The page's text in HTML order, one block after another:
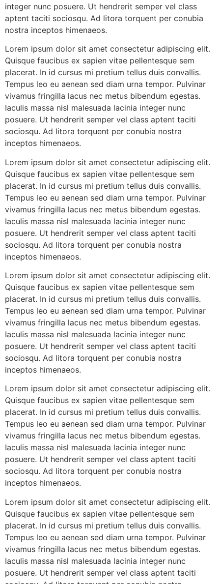
integer nunc posuere. Ut hendrerit semper vel class
aptent taciti sociosqu. Ad litora torquent per conubia
nostra inceptos himenaeos.
Lorem ipsum dolor sit amet consectetur adipiscing elit.
Quisque faucibus ex sapien vitae pellentesque sem
placerat. In id cursus mi pretium tellus duis convallis.
Tempus leo eu aenean sed diam urna tempor. Pulvinar
vivamus fringilla lacus nec metus bibendum egestas.
Iaculis massa nisl malesuada lacinia integer nunc
posuere. Ut hendrerit semper vel class aptent taciti
sociosqu. Ad litora torquent per conubia nostra
inceptos himenaeos.
Lorem ipsum dolor sit amet consectetur adipiscing elit.
Quisque faucibus ex sapien vitae pellentesque sem
placerat. In id cursus mi pretium tellus duis convallis.
Tempus leo eu aenean sed diam urna tempor. Pulvinar
vivamus fringilla lacus nec metus bibendum egestas.
Iaculis massa nisl malesuada lacinia integer nunc
posuere. Ut hendrerit semper vel class aptent taciti
sociosqu. Ad litora torquent per conubia nostra
inceptos himenaeos.
Lorem ipsum dolor sit amet consectetur adipiscing elit.
Quisque faucibus ex sapien vitae pellentesque sem
placerat. In id cursus mi pretium tellus duis convallis.
Tempus leo eu aenean sed diam urna tempor. Pulvinar
vivamus fringilla lacus nec metus bibendum egestas.
Iaculis massa nisl malesuada lacinia integer nunc
posuere. Ut hendrerit semper vel class aptent taciti
sociosqu. Ad litora torquent per conubia nostra
inceptos himenaeos.
Lorem ipsum dolor sit amet consectetur adipiscing elit.
Quisque faucibus ex sapien vitae pellentesque sem
placerat. In id cursus mi pretium tellus duis convallis.
Tempus leo eu aenean sed diam urna tempor. Pulvinar
vivamus fringilla lacus nec metus bibendum egestas.
Iaculis massa nisl malesuada lacinia integer nunc
posuere. Ut hendrerit semper vel class aptent taciti
sociosqu. Ad litora torquent per conubia nostra
inceptos himenaeos.
Lorem ipsum dolor sit amet consectetur adipiscing elit.
Quisque faucibus ex sapien vitae pellentesque sem
placerat. In id cursus mi pretium tellus duis convallis.
Tempus leo eu aenean sed diam urna tempor. Pulvinar
vivamus fringilla lacus nec metus bibendum egestas.
Iaculis massa nisl malesuada lacinia integer nunc
posuere. Ut hendrerit semper vel class aptent taciti